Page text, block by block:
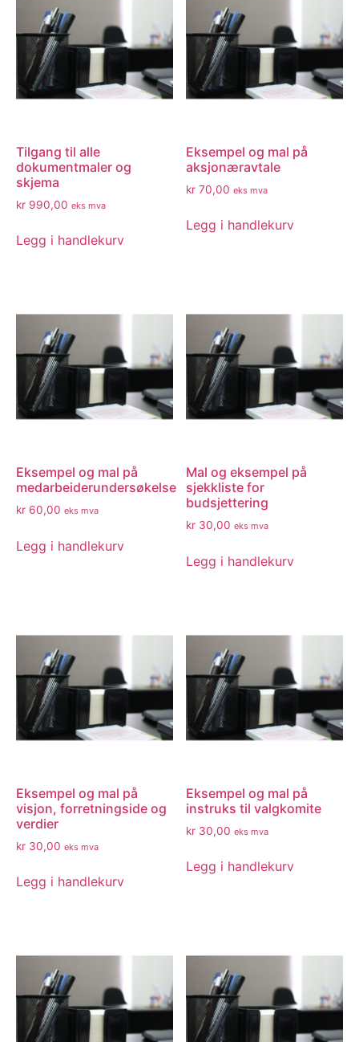
Tilgang til alle
dokumentmaler og
skjema
kr 990,00 eks mva
Legg i handlekurv
Eksempel og mal på
aksjonæravtale
kr 70,00 eks mva
Legg i handlekurv
Eksempel og mal på
medarbeiderundersøkelse
kr 60,00 eks mva
Legg i handlekurv
Mal og eksempel på
sjekkliste for
budsjettering
kr 30,00 eks mva
Legg i handlekurv
Eksempel og mal på
visjon, forretningside og
verdier
kr 30,00 eks mva
Legg i handlekurv
Eksempel og mal på
instruks til valgkomite
kr 30,00 eks mva
Legg i handlekurv